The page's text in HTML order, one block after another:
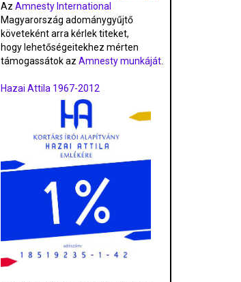
Az Amnesty International
Magyarország adománygyűjtő
követeként arra kérlek titeket,
hogy lehetőségeitekhez mérten
támogassátok az Amnesty munkáját.
Hazai Attila 1967-2012